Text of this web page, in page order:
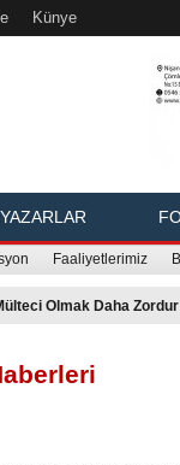
Künye
YAZARLAR
Faaliyetlerimiz
Olmak Daha Zordur